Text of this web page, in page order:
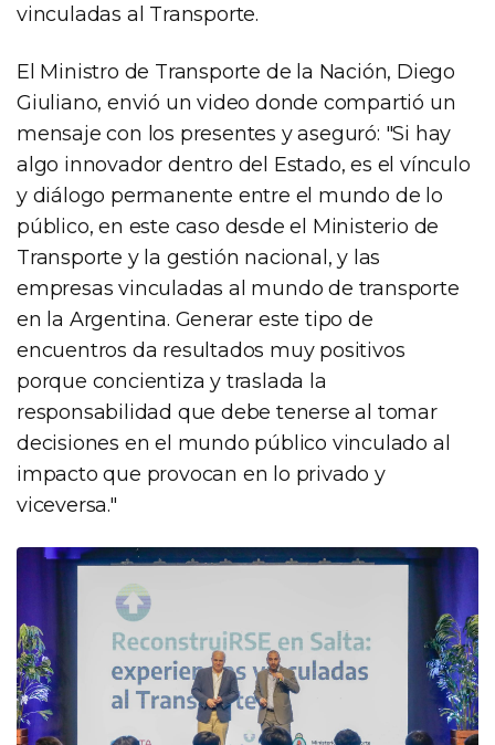
vinculadas al Transporte.
El Ministro de Transporte de la Nación, Diego
Giuliano, envió un video donde compartió un
mensaje con los presentes y aseguró: "Si hay
algo innovador dentro del Estado, es el vínculo
y diálogo permanente entre el mundo de lo
público, en este caso desde el Ministerio de
Transporte y la gestión nacional, y las
empresas vinculadas al mundo de transporte
en la Argentina. Generar este tipo de
encuentros da resultados muy positivos
porque concientiza y traslada la
responsabilidad que debe tenerse al tomar
decisiones en el mundo público vinculado al
impacto que provocan en lo privado y
viceversa."